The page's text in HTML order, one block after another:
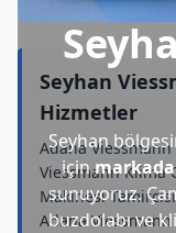
Seyhan
için
sunuyoruz.
buzdolabı ve
Seyhan
Hizmetler
Adana Viessmann
Viessmann Klima
Makinesi
Adana Viessmann